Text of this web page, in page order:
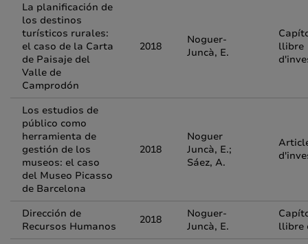
La planificación de
los destinos
turísticos rurales:
el caso de la Carta
de Paisaje del
Valle de
Camprodón
2018
Noguer-
Juncà, E.
llibre
Los estudios de
público como
herramienta de
gestión de los
museos: el caso
del Museo Picasso
de Barcelona
2018
Noguer
Juncà, E.;
Sáez, A.
Dirección de
Recursos Humanos
2018
Noguer-
Juncà, E.
llibre